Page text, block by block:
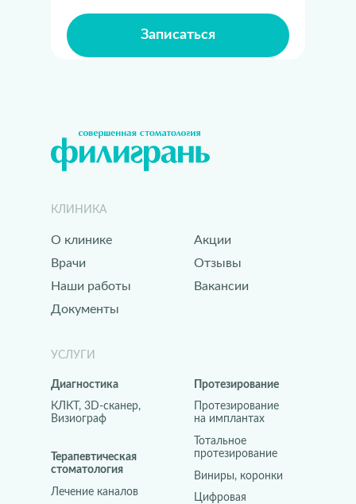
Записаться
Вакансии
Документы
Отзывы
Акции
Наши работы
Врачи
О клинике
КЛИНИКА
Лечение каналов
Терапевтическая
стоматология
КЛКТ, 3D-сканер,
Визиограф
Диагностика
УСЛУГИ
Тотальное
протезирование
Виниры, коронки
Цифровая
Протезирование
на имплантах
Протезирование